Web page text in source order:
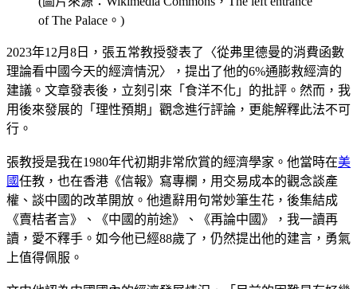
of The Palace。)
2023年12月8日，張五常教授發表了〈從弗里德曼的消費函數
理論看中國今天的經濟情況〉，提出了他的6%通膨救經濟的
建議。文章發表後，立刻引來「食洋不化」的批評。然而，我
用後來發展的「理性預期」觀念進行評論，更能解釋此法不可
行。
張教授是我在1980年代初期非常欣賞的經濟學家。他當時在美
國任教，也在香港《信報》寫專欄，用交易成本的觀念談產
權、談中國的改革開放。他遣辭用句常妙筆生花，後集結成
《賣桔者言》、《中國的前途》、《再論中國》，我一讀再
讀，愛不釋手。如今他已經88歲了，仍然提出他的建言，勇氣
上值得佩服。